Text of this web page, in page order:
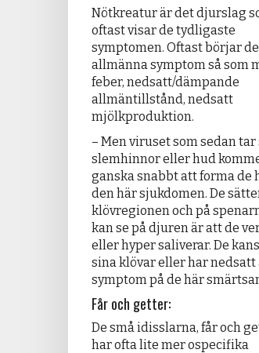
Nötkreatur är det djurslag
oftast visar de tydligaste
symptomen. Oftast börjar
allmänna symptom så som
feber, nedsatt/dämpande
allmäntillstånd, nedsatt
mjölkproduktion.
– Men viruset som sedan
slemhinnor eller hud
ganska snabbt att forma de
den här sjukdomen. De
klövregionen och på
kan se på djuren är att de
eller hyper saliverar. De
sina klövar eller har nedsatt
symptom på de här
Får och getter:
De små idisslarna, får och
har ofta lite mer ospecifika